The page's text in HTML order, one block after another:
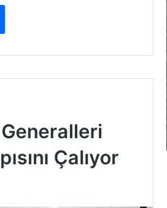
Generalleri
Çalıyor